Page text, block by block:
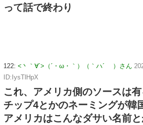
って話で終わり
122: <丶｀∀´>（´・ω・｀）（｀ハ´ ）さん
ID:IysTlHpX
これ、アメリカ側のソースは有
チップ4とかのネーミングが韓
アメリカはこんなダサい名前